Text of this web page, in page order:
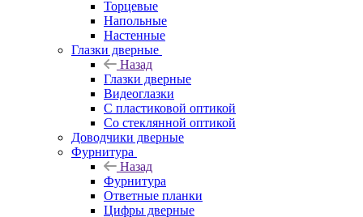
Торцевые
Напольные
Настенные
Глазки дверные
Назад
Глазки дверные
Видеоглазки
С пластиковой оптикой
Со стеклянной оптикой
Доводчики дверные
Фурнитура
Назад
Фурнитура
Ответные планки
Цифры дверные